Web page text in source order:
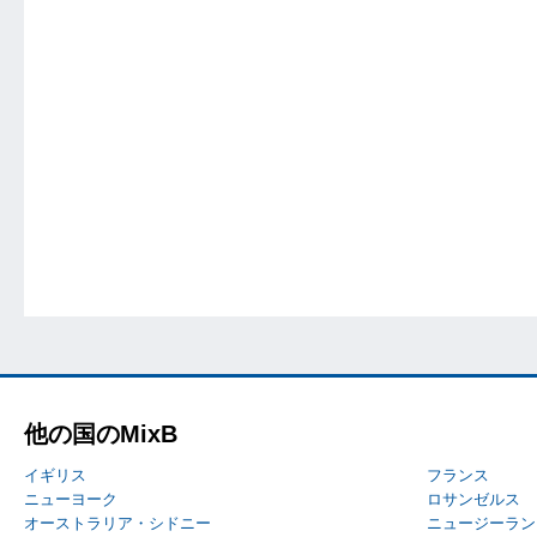
他の国のMixB
イギリス フランス
ニューヨーク
ロサンゼルス
オーストラリア・シドニー
ニュージーラ